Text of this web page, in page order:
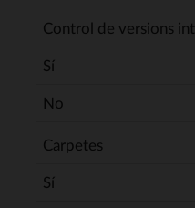
Control de versions
Sí
No
Carpetes
Sí